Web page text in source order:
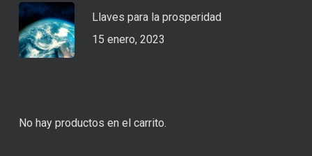
Llaves para la prosperidad
15 enero, 2023
No hay productos en el carrito.